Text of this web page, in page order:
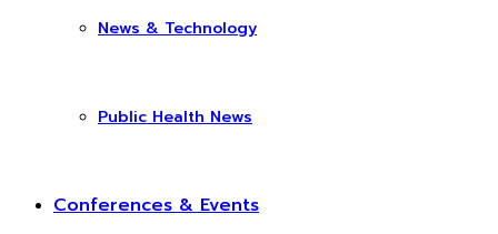
News & Technology
Public Health News
Conferences & Events